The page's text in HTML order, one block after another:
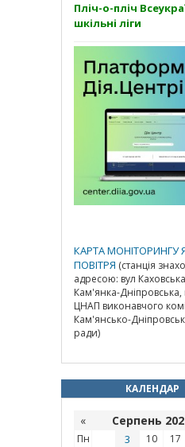
Пліч-о-пліч
шкільні ліги
КАРТА МОНІТОРИНГУ
ПОВІТРЯ (станція
адресою: вул
Кам'янка-Дніпровська,
ЦНАП виконавчого
Кам'янсько-
ради)
КАЛЕНДАР
« Серпень
Пн 3 10 17